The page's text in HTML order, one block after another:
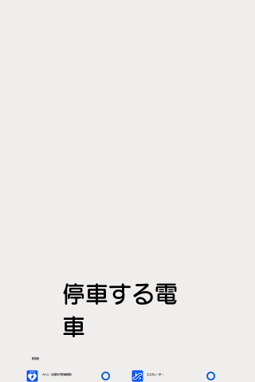
停車する電
車
駅情報
ＡＥＤ（自動体外除細動器） エスカレーター
〇
〇